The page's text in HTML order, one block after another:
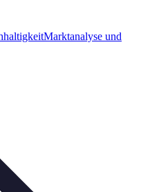
Marktanalyse und